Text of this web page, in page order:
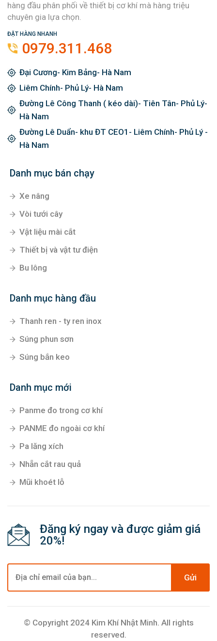
hàng đầu phân phối về thiết bị cơ khí mà hàng triệu
chuyên gia lựa chọn.
ĐẶT HÀNG NHANH
0979.311.468
Đại Cương- Kim Bảng- Hà Nam
Liêm Chính- Phủ Lý- Hà Nam
Đường Lê Công Thanh ( kéo dài)- Tiên Tân- Phủ Lý-
Hà Nam
Đường Lê Duẩn- khu ĐT CEO1- Liêm Chính- Phủ Lý -
Hà Nam
Danh mục bán chạy
Xe nâng
Vòi tưới cây
Vật liệu mài cắt
Thiết bị và vật tư điện
Bu lông
Danh mục hàng đầu
Thanh ren - ty ren inox
Súng phun sơn
Súng bắn keo
Danh mục mới
Panme đo trong cơ khí
PANME đo ngoài cơ khí
Pa lăng xích
Nhẵn cắt rau quả
Mũi khoét lỗ
Đăng ký ngay và được giảm giá
20%!
Gửi
© Copyright 2024 Kim Khí Nhật Minh. All rights
reserved.